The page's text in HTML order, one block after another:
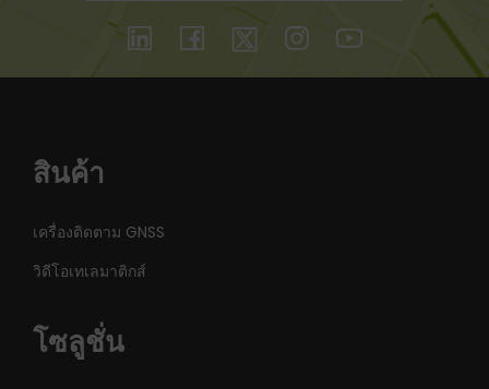
สินค้า
เครื่องติดตาม GNSS
วิดีโอเทเลมาติกส์
โซลูชั่น